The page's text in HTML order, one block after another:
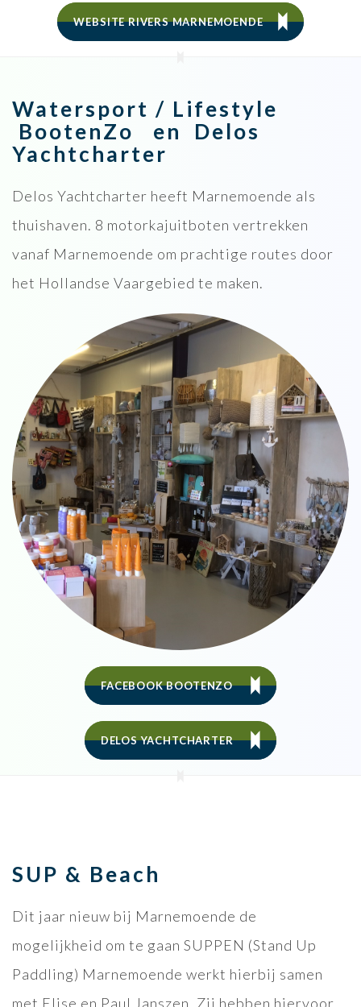
WEBSITE RIVERS MARNEMOENDE
Watersport / Lifestyle
BootenZo en Delos
Yachtcharter
Delos Yachtcharter heeft Marnemoende als
thuishaven. 8 motorkajuitboten vertrekken
vanaf Marnemoende om prachtige routes door
het Hollandse Vaargebied te maken.
FACEBOOK BOOTENZO
DELOS YACHTCHARTER
SUP & Beach
Dit jaar nieuw bij Marnemoende de
mogelijkheid om te gaan SUPPEN (Stand Up
Paddling) Marnemoende werkt hierbij samen
met Elise en Paul Janszen. Zij hebben hiervoor